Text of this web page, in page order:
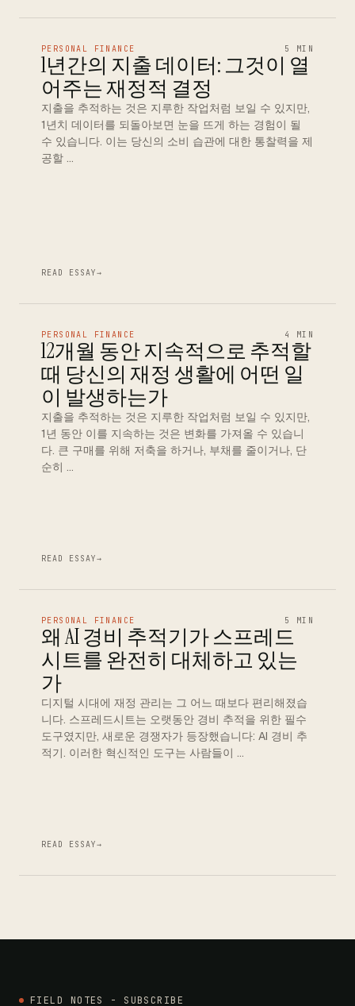
PERSONAL FINANCE 5 MIN
1년간의 지출 데이터: 그것이 열
어주는 재정적 결정
지출을 추적하는 것은 지루한 작업처럼 보일 수 있지만,
1년치 데이터를 되돌아보면 눈을 뜨게 하는 경험이 될
수 있습니다. 이는 당신의 소비 습관에 대한 통찰력을 제
공할 …
READ ESSAY→
PERSONAL FINANCE 4 MIN
12개월 동안 지속적으로 추적할
때 당신의 재정 생활에 어떤 일
이 발생하는가
지출을 추적하는 것은 지루한 작업처럼 보일 수 있지만,
1년 동안 이를 지속하는 것은 변화를 가져올 수 있습니
다. 큰 구매를 위해 저축을 하거나, 부채를 줄이거나, 단
순히 …
READ ESSAY→
PERSONAL FINANCE 5 MIN
왜 AI 경비 추적기가 스프레드
시트를 완전히 대체하고 있는
가
디지털 시대에 재정 관리는 그 어느 때보다 편리해졌습
니다. 스프레드시트는 오랫동안 경비 추적을 위한 필수
도구였지만, 새로운 경쟁자가 등장했습니다: AI 경비 추
적기. 이러한 혁신적인 도구는 사람들이 …
READ ESSAY→
FIELD NOTES - SUBSCRIBE